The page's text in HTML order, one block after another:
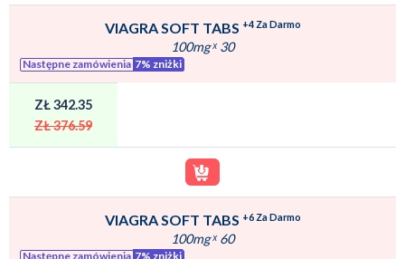
VIAGRA SOFT TABS +4 Za Darmo
100mgˣ30
Następne zamówienia 7% zniżki
ZŁ 342.35
ZŁ 376.59
VIAGRA SOFT TABS +6 Za Darmo
100mgˣ60
Następne zamówienia 7% zniżki